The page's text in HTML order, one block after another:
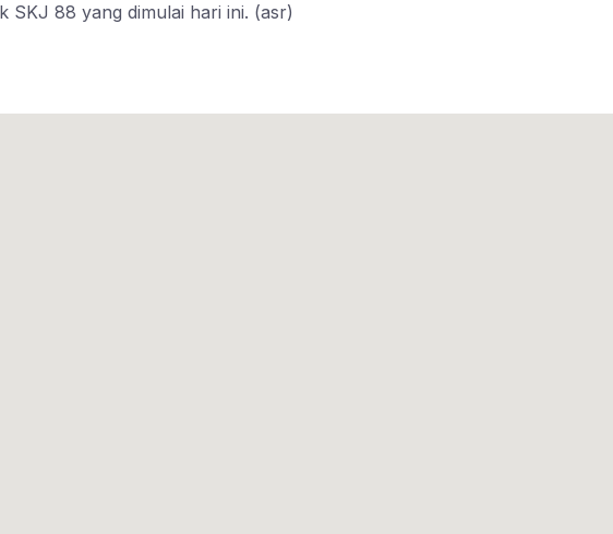
SKJ 88 yang dimulai hari ini. (asr)